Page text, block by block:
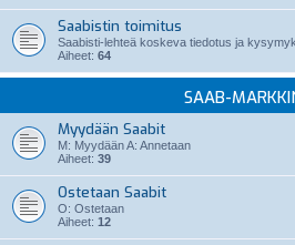
Saabistin toimitus
Saabisti-lehteä koskeva tiedotus ja
Aiheet: 64
SAAB-
Myydään Saabit
M: Myydään A: Annetaan
Aiheet: 39
Ostetaan Saabit
O: Ostetaan
Aiheet: 12